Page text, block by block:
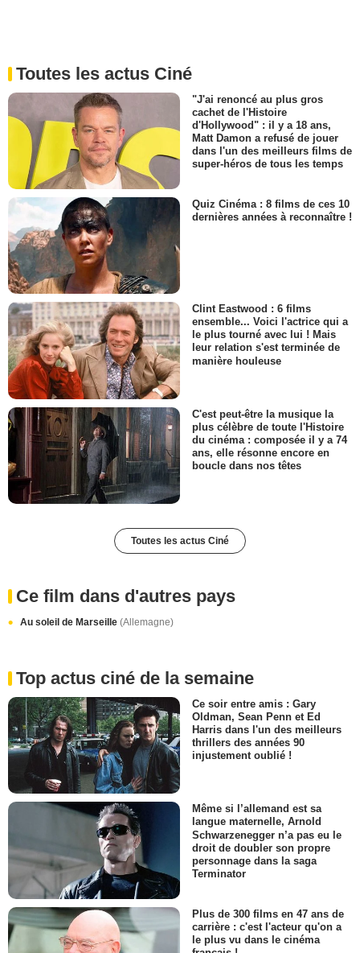
Toutes les actus Ciné
"J'ai renoncé au plus gros
cachet de l'Histoire
d'Hollywood" : il y a 18 ans,
Matt Damon a refusé de jouer
dans l'un des meilleurs films de
super-héros de tous les temps
Quiz Cinéma : 8 films de ces 10
dernières années à reconnaître !
Clint Eastwood : 6 films
ensemble... Voici l'actrice qui a
le plus tourné avec lui ! Mais
leur relation s'est terminée de
manière houleuse
C'est peut-être la musique la
plus célèbre de toute l'Histoire
du cinéma : composée il y a 74
ans, elle résonne encore en
boucle dans nos têtes
Toutes les actus Ciné
Ce film dans d'autres pays
Au soleil de Marseille (Allemagne)
Top actus ciné de la semaine
Ce soir entre amis : Gary
Oldman, Sean Penn et Ed
Harris dans l'un des meilleurs
thrillers des années 90
injustement oublié !
Même si l’allemand est sa
langue maternelle, Arnold
Schwarzenegger n’a pas eu le
droit de doubler son propre
personnage dans la saga
Terminator
Plus de 300 films en 47 ans de
carrière : c'est l'acteur qu'on a
le plus vu dans le cinéma